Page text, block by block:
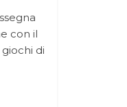
con il
di